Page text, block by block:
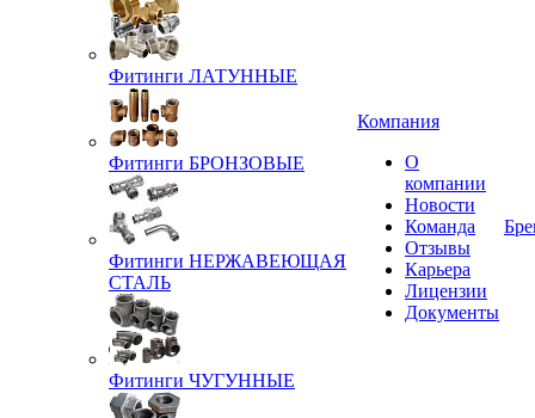
Фитинги ЛАТУННЫЕ
Фитинги БРОНЗОВЫЕ
Фитинги НЕРЖАВЕЮЩАЯ
СТАЛЬ
Фитинги ЧУГУННЫЕ
Компания
О
компании
Новости
Команда
Отзывы
Карьера
Лицензии
Документы